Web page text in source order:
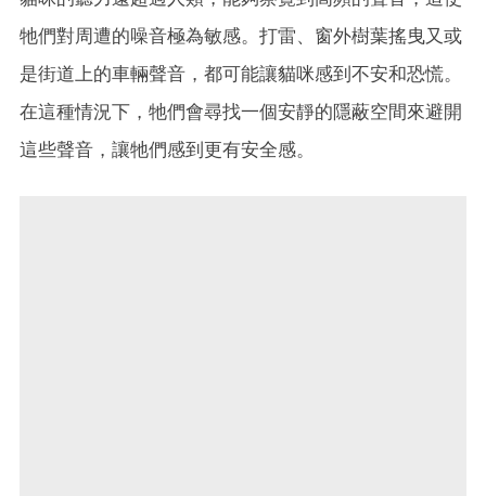
牠們對周遭的噪音極為敏感。打雷、窗外樹葉搖曳又或
是街道上的車輛聲音，都可能讓貓咪感到不安和恐慌。
在這種情況下，牠們會尋找一個安靜的隱蔽空間來避開
這些聲音，讓牠們感到更有安全感。